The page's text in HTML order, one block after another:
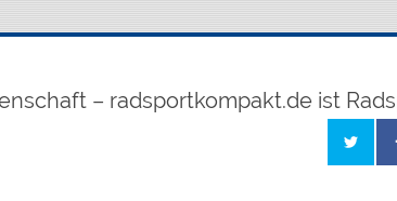
– radsportkompakt.de ist